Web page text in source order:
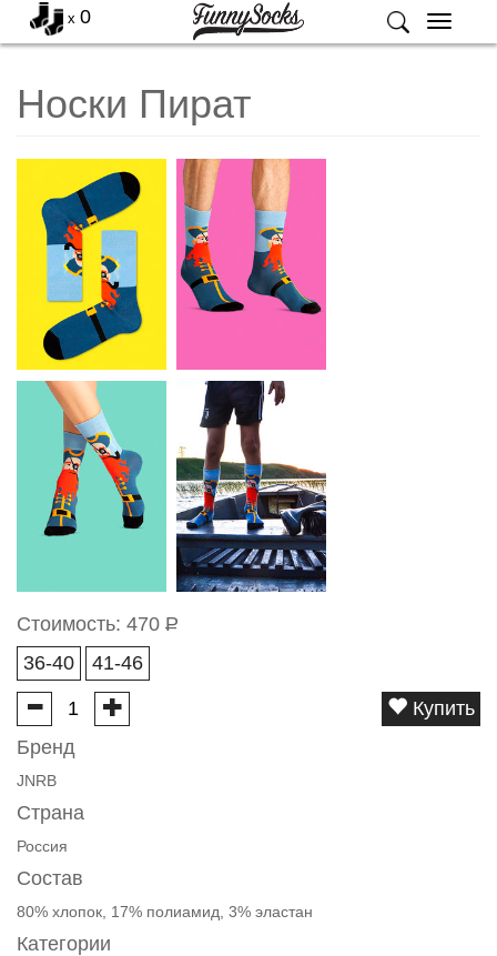
Меню
x 0
Носки Пират
Стоимость: 470 Р
36-40
41-46
Купить
Бренд
JNRB
Страна
Россия
Состав
80% хлопок, 17% полиамид, 3% эластан
Категории